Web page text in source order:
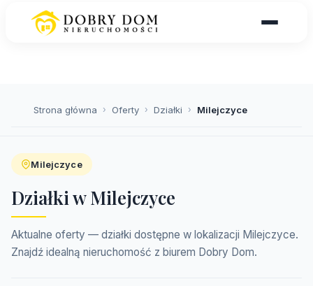
Strona główna › Oferty › Działki › Milejczyce
Milejczyce
Działki w Milejczyce
Aktualne oferty — działki dostępne w lokalizacji Milejczyce.
Znajdź idealną nieruchomość z biurem Dobry Dom.